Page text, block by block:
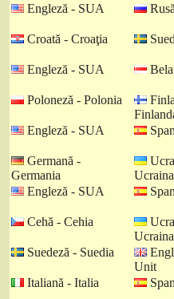
Engleză - SUA
Croată - Croaţia
Engleză - SUA
Poloneză - Polonia
Engleză - SUA
Germană -
Germania
Ucraina
Engleză - SUA
Cehă - Cehia
Ucraina
Suedeză - Suedia
Unit
Italiană - Italia